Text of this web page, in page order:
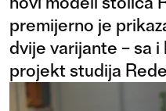
premijerno je
dvije varijante – sa i
projekt studija